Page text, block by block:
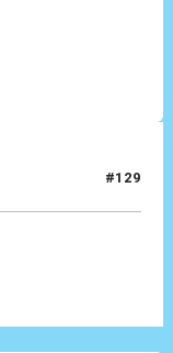
#129